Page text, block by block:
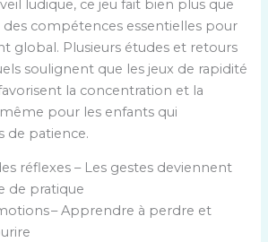
ludique, ce jeu fait bien plus que
des compétences essentielles pour
global. Plusieurs études et retours
soulignent que les jeux de rapidité
la concentration et la
pour les enfants qui
de patience.
réflexes – Les gestes deviennent
de pratique
– Apprendre à perdre et